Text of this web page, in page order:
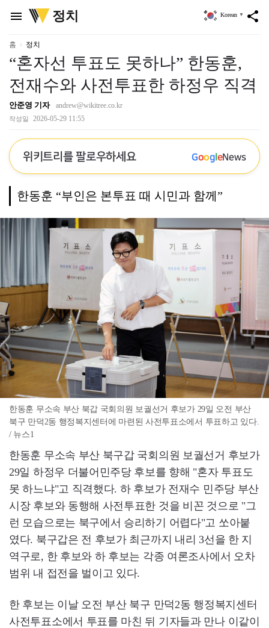
menu
위
키
정치 share
Korean ▼
홈 정치
“혼자선 투표도 못하나” 한동훈,
전재수와 사전투표한 하정우 직격
안준영 기자 andrew@wikitree.co.kr
작성일 2026-05-29 11:55
위키트리를 팔로우하세요 GoogleNews
한동훈 “부인은 본투표 때 시민과 함께”
한동훈 무소속 부산 북갑 국회의원 보궐선거 후보가 29일 오전 부산
북구 만덕2동 행정복지센터에 마련된 사전투표소에서 투표하고 있다.
/ 뉴스1
한동훈 무소속 부산 북구갑 국회의원 보궐선거 후보가
29일 하정우 더불어민주당 후보를 향해 "혼자 투표도
못 하느냐"고 직격했다. 하 후보가 전재수 민주당 부산
시장 후보와 동행해 사전투표한 것을 비꼰 것으로 "그
런 모습으로는 북구에서 승리하기 어렵다"고 쏘아붙
였다. 북구갑은 전 후보가 최근까지 내리 3선을 한 지
역구로, 한 후보와 하 후보는 각종 여론조사에서 오차
범위 내 접전을 벌이고 있다.
한 후보는 이날 오전 부산 북구 만덕2동 행정복지센터
사전투표소에서 투표를 마친 뒤 기자들과 만나 이같이